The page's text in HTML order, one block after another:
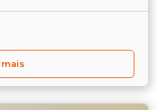
mais